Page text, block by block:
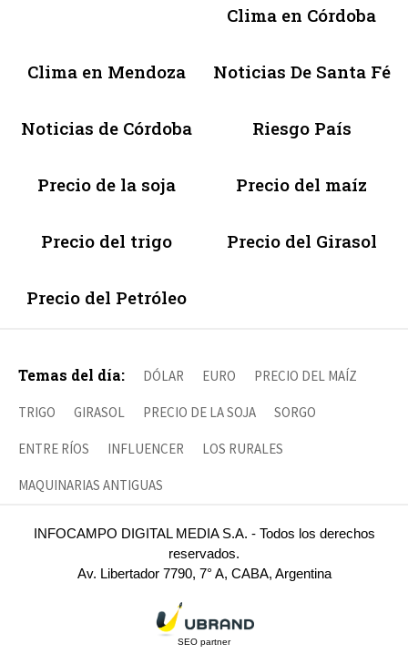
Clima en Córdoba
Clima en Mendoza Noticias De Santa Fé
Noticias de Córdoba Riesgo País
Precio de la soja Precio del maíz
Precio del trigo Precio del Girasol
Precio del Petróleo
Temas del día: DÓLAR EURO PRECIO DEL MAÍZ
TRIGO GIRASOL PRECIO DE LA SOJA SORGO
ENTRE RÍOS INFLUENCER LOS RURALES
MAQUINARIAS ANTIGUAS
INFOCAMPO DIGITAL MEDIA S.A. - Todos los derechos
reservados.
Av. Libertador 7790, 7° A, CABA, Argentina
SEO partner